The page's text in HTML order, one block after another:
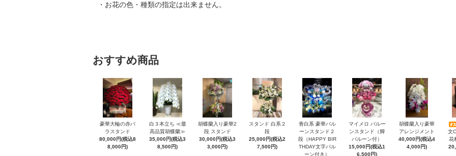
・お花の色・種類の指定は出来ません。
おすすめ商品
豪華大輪の赤バ
ラスタンド
80,000円(税込8
8,000円)
白３本立ち ≪最
高品質胡蝶蘭≫
35,000円(税込3
8,500円)
胡蝶蘭入り豪華2
段 スタンド
30,000円(税込3
3,000円)
スタンド 白系２
段
25,000円(税込2
7,500円)
青白系 豪華バル
ーンスタンド２
段（HAPPY BIR
THDAY文字バル
ーン付き）
マイメロ バルー
ンスタンド（脚
バルーン付）
15,000円(税込1
6,500円)
胡蝶蘭入り豪華
アレンジメント
40,000円(税込4
4,000円)
文
花